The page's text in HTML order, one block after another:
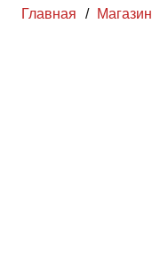
Главная / Магазин